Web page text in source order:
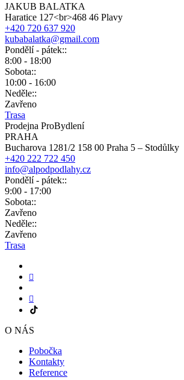
JAKUB BALATKA
Haratice 127<br>468 46 Plavy
+420 720 637 920
kubabalatka@gmail.com
Pondělí - pátek::
8:00 - 18:00
Sobota::
10:00 - 16:00
Neděle::
Zavřeno
Trasa
Prodejna ProBydlení
PRAHA
Bucharova 1281/2 158 00 Praha 5 – Stodůlky
+420 222 722 450
info@alpodpodlahy.cz
Pondělí - pátek::
9:00 - 17:00
Sobota::
Zavřeno
Neděle::
Zavřeno
Trasa
O NÁS
Pobočka
Kontakty
Reference